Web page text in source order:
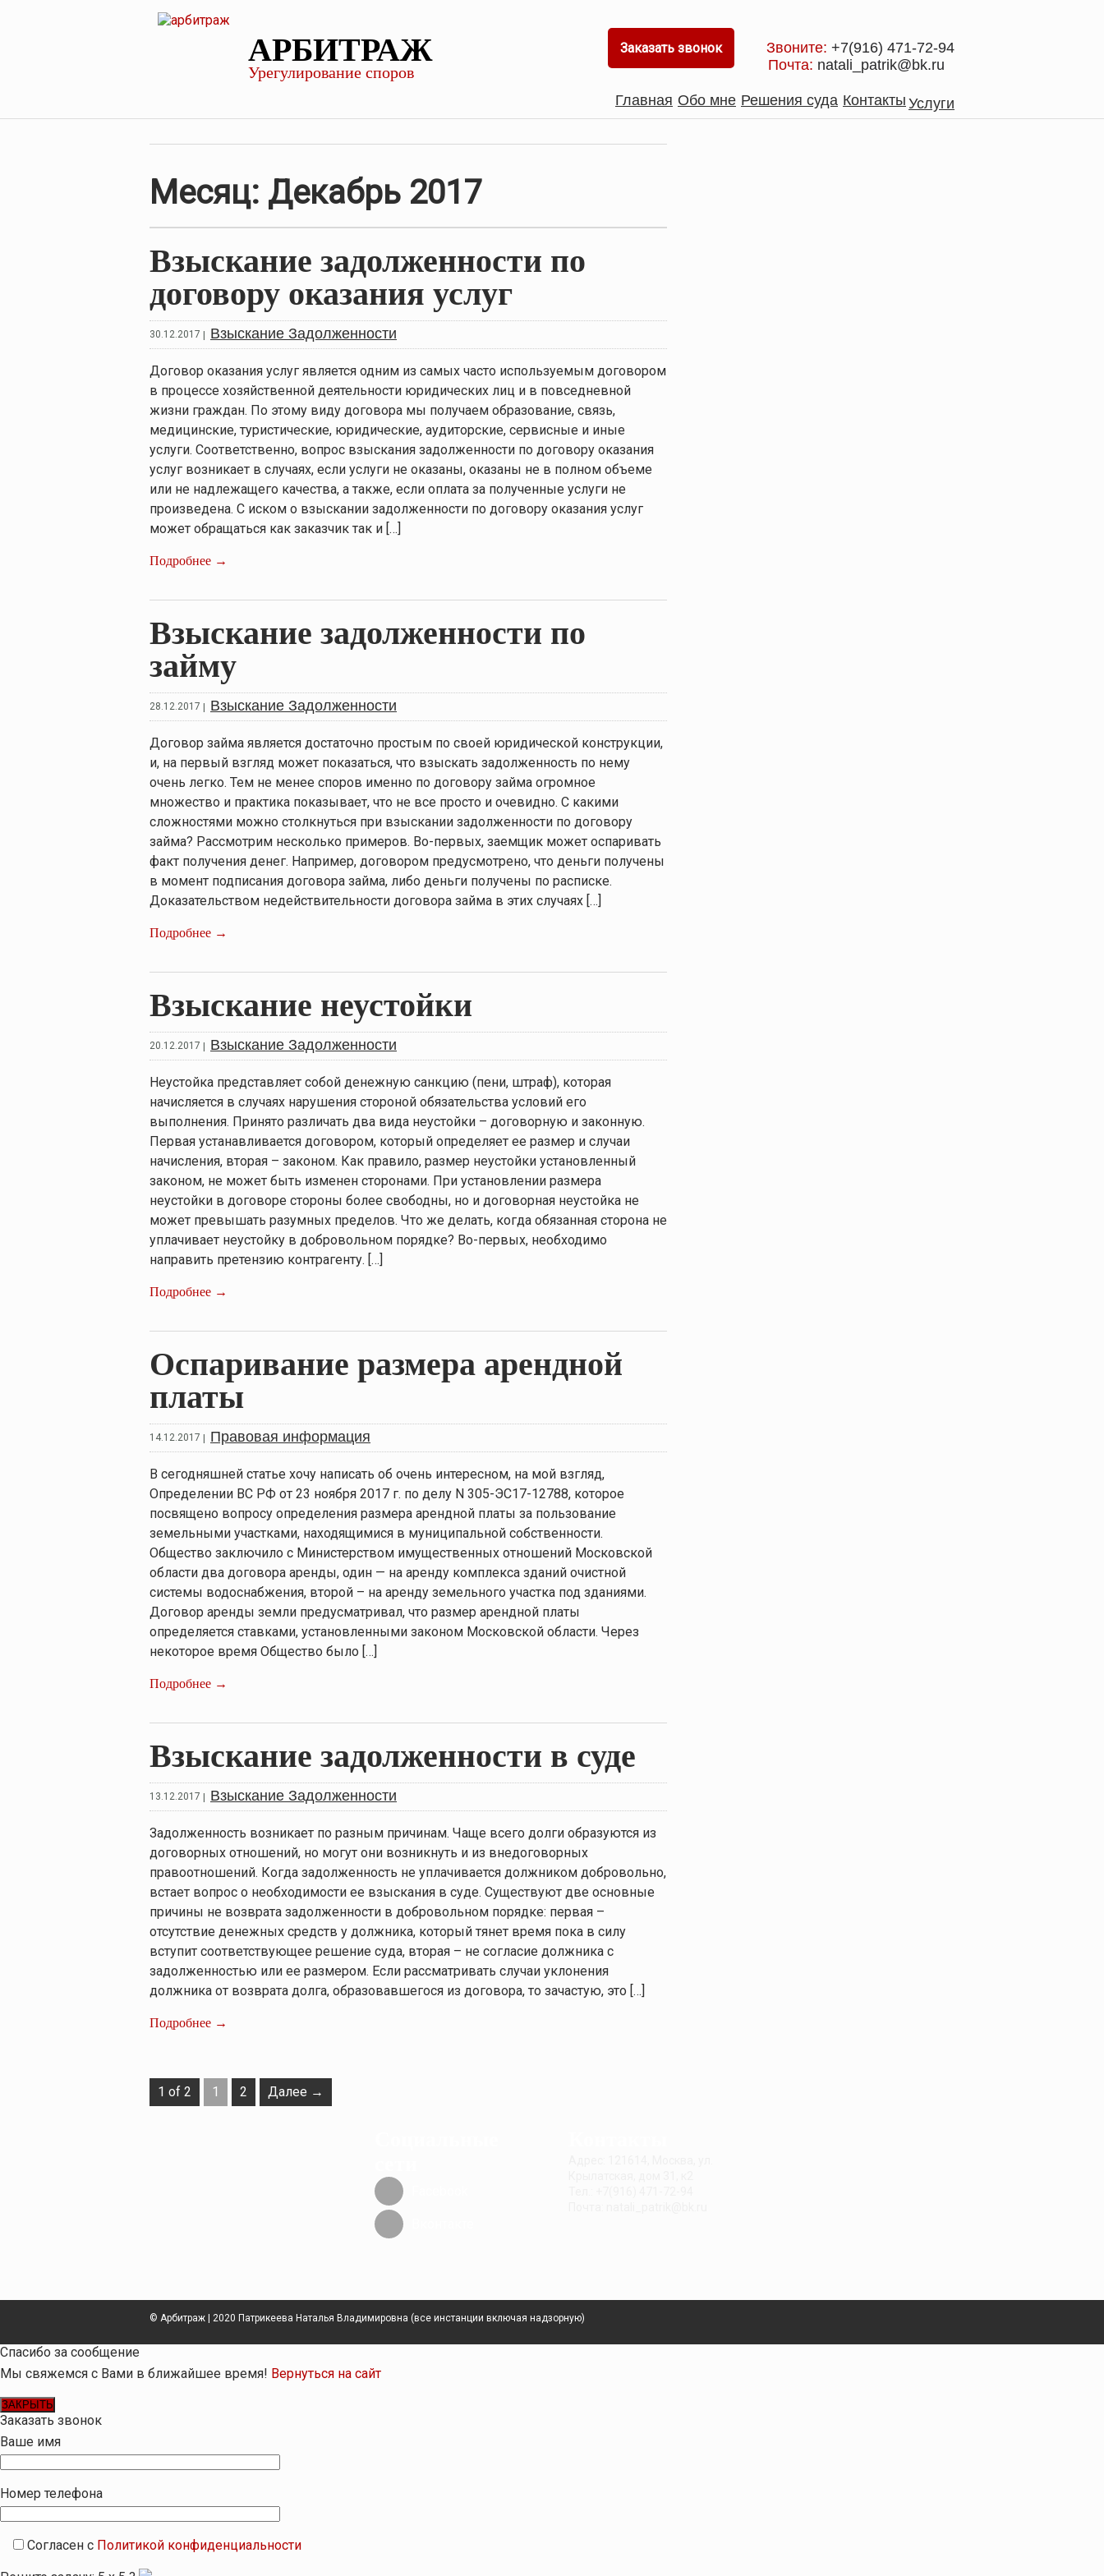
АРБИТРАЖ
Урегулирование споров
Заказать звонок Звоните: +7(916) 471-72-94
Почта: natali_patrik@bk.ru
Главная Обо мне Решения суда Контакты Услуги
Месяц: Декабрь 2017
Взыскание задолженности по
договору оказания услуг
30.12.2017 Взыскание Задолженности
Договор оказания услуг является одним из самых часто используемым договором
в процессе хозяйственной деятельности юридических лиц и в повседневной
жизни граждан. По этому виду договора мы получаем образование, связь,
медицинские, туристические, юридические, аудиторские, сервисные и иные
услуги. Соответственно, вопрос взыскания задолженности по договору оказания
услуг возникает в случаях, если услуги не оказаны, оказаны не в полном объеме
или не надлежащего качества, а также, если оплата за полученные услуги не
произведена. С иском о взыскании задолженности по договору оказания услуг
может обращаться как заказчик так и […]
Подробнее →
Взыскание задолженности по
займу
28.12.2017 Взыскание Задолженности
Договор займа является достаточно простым по своей юридической конструкции,
и, на первый взгляд может показаться, что взыскать задолженность по нему
очень легко. Тем не менее споров именно по договору займа огромное
множество и практика показывает, что не все просто и очевидно. С какими
сложностями можно столкнуться при взыскании задолженности по договору
займа? Рассмотрим несколько примеров. Во-первых, заемщик может оспаривать
факт получения денег. Например, договором предусмотрено, что деньги получены
в момент подписания договора займа, либо деньги получены по расписке.
Доказательством недействительности договора займа в этих случаях […]
Подробнее →
Взыскание неустойки
20.12.2017 Взыскание Задолженности
Неустойка представляет собой денежную санкцию (пени, штраф), которая
начисляется в случаях нарушения стороной обязательства условий его
выполнения. Принято различать два вида неустойки – договорную и законную.
Первая устанавливается договором, который определяет ее размер и случаи
начисления, вторая – законом. Как правило, размер неустойки установленный
законом, не может быть изменен сторонами. При установлении размера
неустойки в договоре стороны более свободны, но и договорная неустойка не
может превышать разумных пределов. Что же делать, когда обязанная сторона не
уплачивает неустойку в добровольном порядке? Во-первых, необходимо
направить претензию контрагенту. […]
Подробнее →
Оспаривание размера арендной
платы
14.12.2017 Правовая информация
В сегодняшней статье хочу написать об очень интересном, на мой взгляд,
Определении ВС РФ от 23 ноября 2017 г. по делу N 305-ЭС17-12788, которое
посвящено вопросу определения размера арендной платы за пользование
земельными участками, находящимися в муниципальной собственности.
Общество заключило с Министерством имущественных отношений Московской
области два договора аренды, один — на аренду комплекса зданий очистной
системы водоснабжения, второй – на аренду земельного участка под зданиями.
Договор аренды земли предусматривал, что размер арендной платы
определяется ставками, установленными законом Московской области. Через
некоторое время Общество было […]
Подробнее →
Взыскание задолженности в суде
13.12.2017 Взыскание Задолженности
Задолженность возникает по разным причинам. Чаще всего долги образуются из
договорных отношений, но могут они возникнуть и из внедоговорных
правоотношений. Когда задолженность не уплачивается должником добровольно,
встает вопрос о необходимости ее взыскания в суде. Существуют две основные
причины не возврата задолженности в добровольном порядке: первая –
отсутствие денежных средств у должника, который тянет время пока в силу
вступит соответствующее решение суда, вторая – не согласие должника с
задолженностью или ее размером. Если рассматривать случаи уклонения
должника от возврата долга, образовавшегося из договора, то зачастую, это […]
Подробнее →
1 of 2 1 2 Далее →
© Арбитраж | 2020 Патрикеева Наталья Владимировна (все инстанции включая надзорную)
Спасибо за сообщение
Мы свяжемся с Вами в ближайшее время! Вернуться на сайт
ЗАКРЫТЬ
Заказать звонок
Ваше имя
Номер телефона
Согласен с Политикой конфиденциальности